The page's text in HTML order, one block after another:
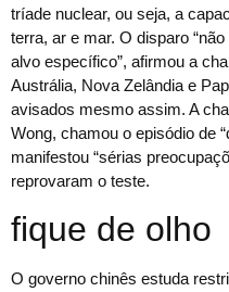
tríade nuclear, ou seja, a
terra, ar e mar. O disparo
alvo específico”, afirmou a
Austrália, Nova Zelândia e
avisados mesmo assim. A
Wong, chamou o episódio de
manifestou “sérias
reprovaram o teste.
fique de olho
O governo chinês estuda